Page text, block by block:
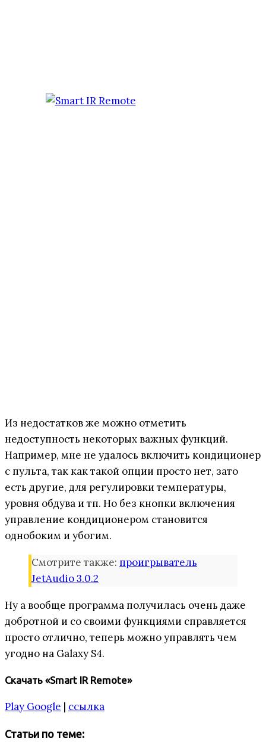
Из недостатков же можно отметить
недоступность некоторых важных функций.
Например, мне не удалось включить кондиционер
с пульта, так как такой опции просто нет, зато
есть другие, для регулировки температуры,
уровня обдува и тп. Но без кнопки включения
управление кондиционером становится
однобоким и убогим.
Смотрите также: проигрыватель
JetAudio 3.0.2
Ну а вообще программа получилась очень даже
добротной и со своими функциями справляется
просто отлично, теперь можно управлять чем
угодно на Galaxy S4.
Скачать «Smart IR Remote»
Play Google | ссылка
Статьи по теме: